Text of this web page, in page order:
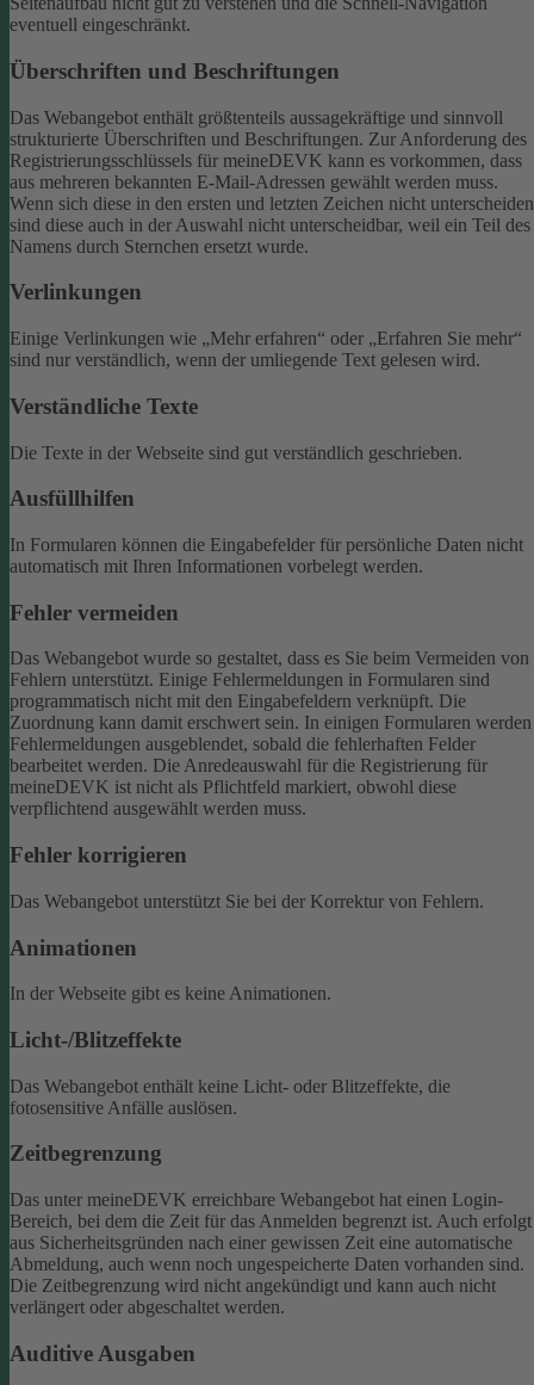
eventuell eingeschränkt.
Überschriften und Beschriftungen
Das Webangebot enthält größtenteils aussagekräftige und sinnvoll
strukturierte Überschriften und Beschriftungen. Zur Anforderung des
Registrierungsschlüssels für meineDEVK kann es vorkommen, dass
aus mehreren bekannten E-Mail-Adressen gewählt werden muss.
Wenn sich diese in den ersten und letzten Zeichen nicht
sind diese auch in der Auswahl nicht unterscheidbar, weil ein Teil des
Namens durch Sternchen ersetzt wurde.
Verlinkungen
Einige Verlinkungen wie „Mehr erfahren“ oder „Erfahren Sie mehr“
sind nur verständlich, wenn der umliegende Text gelesen wird.
Verständliche Texte
Die Texte in der Webseite sind gut verständlich geschrieben.
Ausfüllhilfen
In Formularen können die Eingabefelder für persönliche Daten nicht
automatisch mit Ihren Informationen vorbelegt werden.
Fehler vermeiden
Das Webangebot wurde so gestaltet, dass es Sie beim Vermeiden von
Fehlern unterstützt. Einige Fehlermeldungen in Formularen sind
programmatisch nicht mit den Eingabefeldern verknüpft. Die
Zuordnung kann damit erschwert sein. In einigen Formularen werden
Fehlermeldungen ausgeblendet, sobald die fehlerhaften Felder
bearbeitet werden. Die Anredeauswahl für die Registrierung für
meineDEVK ist nicht als Pflichtfeld markiert, obwohl diese
verpflichtend ausgewählt werden muss.
Fehler korrigieren
Das Webangebot unterstützt Sie bei der Korrektur von Fehlern.
Animationen
In der Webseite gibt es keine Animationen.
Licht-/Blitzeffekte
Das Webangebot enthält keine Licht- oder Blitzeffekte, die
fotosensitive Anfälle auslösen.
Zeitbegrenzung
Das unter meineDEVK erreichbare Webangebot hat einen Login-
Bereich, bei dem die Zeit für das Anmelden begrenzt ist. Auch erfolgt
aus Sicherheitsgründen nach einer gewissen Zeit eine automatische
Abmeldung, auch wenn noch ungespeicherte Daten vorhanden sind.
Die Zeitbegrenzung wird nicht angekündigt und kann auch nicht
verlängert oder abgeschaltet werden.
Auditive Ausgaben